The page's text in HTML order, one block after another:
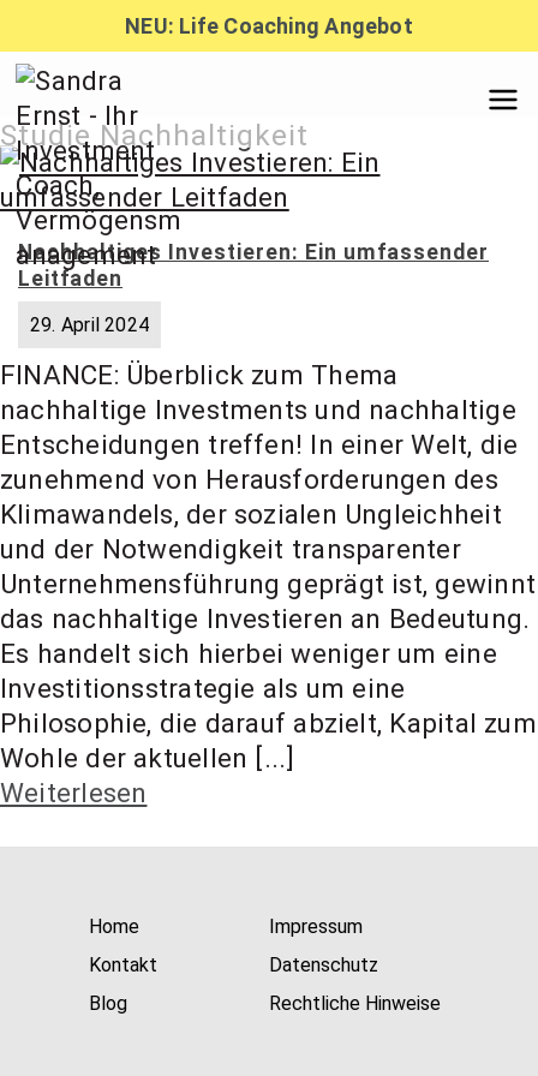
Inhalt
springen
NEU: Life Coaching Angebot
Sandra
Ernst –
atung,
Investmen
t Coach,
Anlageber
atung
Studie Nachhaltigkeit
Nachhaltiges Investieren: Ein umfassender
Leitfaden
29. April 2024
FINANCE: Überblick zum Thema
nachhaltige Investments und nachhaltige
Entscheidungen treffen! In einer Welt, die
zunehmend von Herausforderungen des
Klimawandels, der sozialen Ungleichheit
und der Notwendigkeit transparenter
Unternehmensführung geprägt ist, gewinnt
das nachhaltige Investieren an Bedeutung.
Es handelt sich hierbei weniger um eine
Investitionsstrategie als um eine
Philosophie, die darauf abzielt, Kapital zum
Wohle der aktuellen [...]
Weiterlesen
Home
Kontakt
Blog
Impressum
Datenschutz
Rechtliche Hinweise